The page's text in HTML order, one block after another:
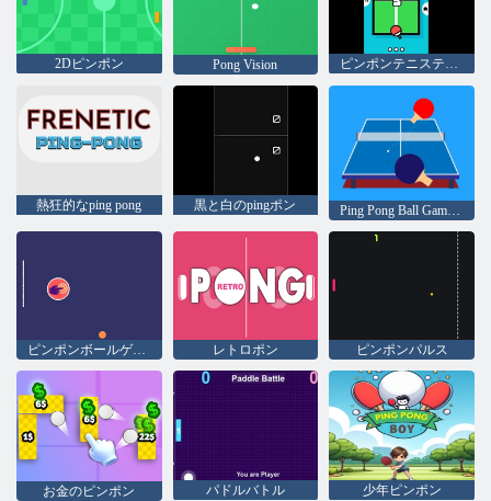
2Dピンポン Pong Vision ピンポンテニステーブル2d
熱狂的なping pong 黒と白のpingポン Ping Pong Ball Game Online
ピンポンボールゲーム レトロポン ピンポンパルス
お金のピンポン パドルバトル 少年ピンポン